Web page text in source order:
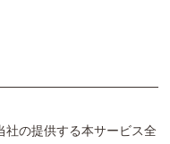
社の提供する本サービス全